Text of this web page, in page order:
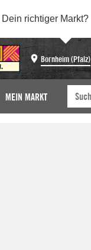
Dein richtiger Markt?
Bornheim (Pfalz)
MEIN MARKT